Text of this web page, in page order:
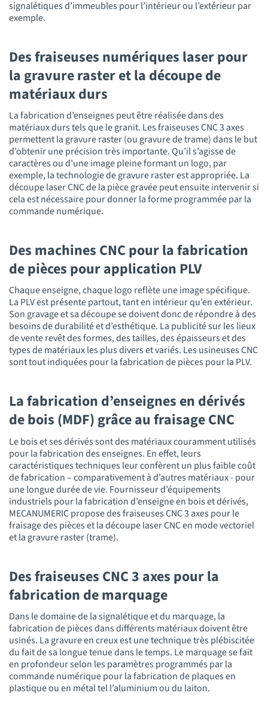
signalétiques d’immeubles pour l’intérieur ou l’extérieur par
exemple.
Des fraiseuses numériques laser pour
la gravure raster et la découpe de
matériaux durs
La fabrication d’enseignes peut être réalisée dans des
matériaux durs tels que le granit. Les fraiseuses CNC 3 axes
permettent la gravure raster (ou gravure de trame) dans le but
d’obtenir une précision très importante. Qu’il s’agisse de
caractères ou d’une image pleine formant un logo, par
exemple, la technologie de gravure raster est appropriée. La
découpe laser CNC de la pièce gravée peut ensuite intervenir si
cela est nécessaire pour donner la forme programmée par la
commande numérique.
Des machines CNC pour la fabrication
de pièces pour application PLV
Chaque enseigne, chaque logo reflète une image spécifique.
La PLV est présente partout, tant en intérieur qu’en extérieur.
Son gravage et sa découpe se doivent donc de répondre à des
besoins de durabilité et d’esthétique. La publicité sur les lieux
de vente revêt des formes, des tailles, des épaisseurs et des
types de matériaux les plus divers et variés. Les usineuses CNC
sont tout indiquées pour la fabrication de pièces pour la PLV.
La fabrication d’enseignes en dérivés
de bois (MDF) grâce au fraisage CNC
Le bois et ses dérivés sont des matériaux couramment utilisés
pour la fabrication des enseignes. En effet, leurs
caractéristiques techniques leur confèrent un plus faible coût
de fabrication – comparativement à d’autres matériaux - pour
une longue durée de vie. Fournisseur d’équipements
industriels pour la fabrication d’enseigne en bois et dérivés,
MECANUMERIC propose des fraiseuses CNC 3 axes pour le
fraisage des pièces et la découpe laser CNC en mode vectoriel
et la gravure raster (trame).
Des fraiseuses CNC 3 axes pour la
fabrication de marquage
Dans le domaine de la signalétique et du marquage, la
fabrication de pièces dans différents matériaux doivent être
usinés. La gravure en creux est une technique très plébiscitée
du fait de sa longue tenue dans le temps. Le marquage se fait
en profondeur selon les paramètres programmés par la
commande numérique pour la fabrication de plaques en
plastique ou en métal tel l’aluminium ou du laiton.